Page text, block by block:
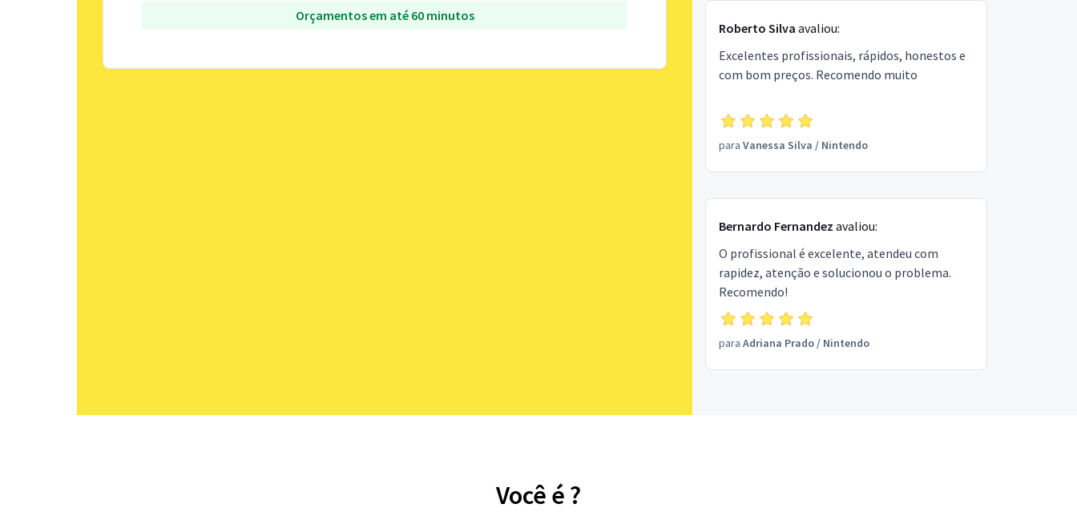
Orçamentos em até 60 minutos
Roberto Silva avaliou:
Excelentes profissionais, rápidos, honestos e
com bom preços. Recomendo muito
para Vanessa Silva / Nintendo
Bernardo Fernandez avaliou:
O profissional é excelente, atendeu com
rapidez, atenção e solucionou o problema.
Recomendo!
para Adriana Prado/ Nintendo
Você é ?